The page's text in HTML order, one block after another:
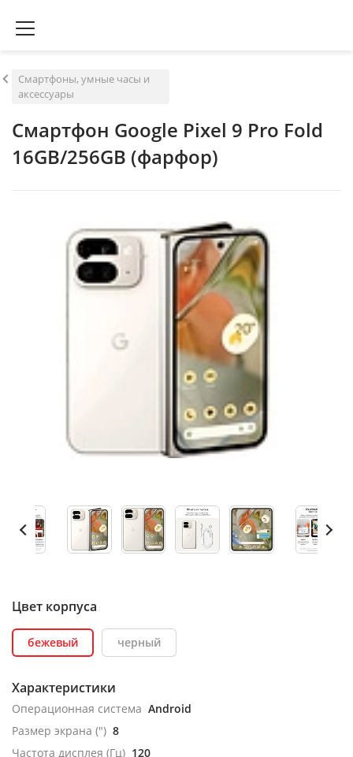
Смартфоны, умные часы и
аксессуары
Смартфон Google Pixel 9 Pro Fold
16GB/256GB (фарфор)
Цвет корпуса
бежевый черный
Характеристики
Операционная система Android
Размер экрана (") 8
Частота дисплея (Гц) 120